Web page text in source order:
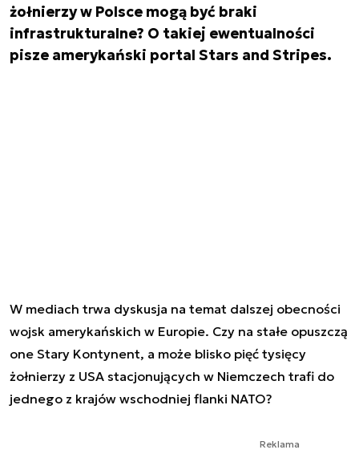
żołnierzy w Polsce mogą być braki
infrastrukturalne? O takiej ewentualności
pisze amerykański portal Stars and Stripes.
W mediach trwa dyskusja na temat dalszej obecności
wojsk amerykańskich w Europie. Czy na stałe opuszczą
one Stary Kontynent, a może blisko pięć tysięcy
żołnierzy z USA stacjonujących w Niemczech trafi do
jednego z krajów wschodniej flanki NATO?
Reklama